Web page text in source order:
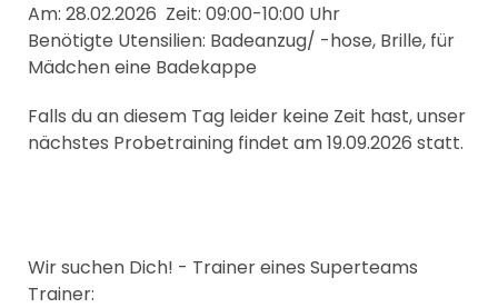
Am: 28.02.2026 Zeit: 09:00-10:00 Uhr
Benötigte Utensilien: Badeanzug/ -hose, Brille, für
Mädchen eine Badekappe
Falls du an diesem Tag leider keine Zeit hast, unser
nächstes Probetraining findet am 19.09.2026 statt.
Wir suchen Dich! - Trainer eines Superteams
Trainer: